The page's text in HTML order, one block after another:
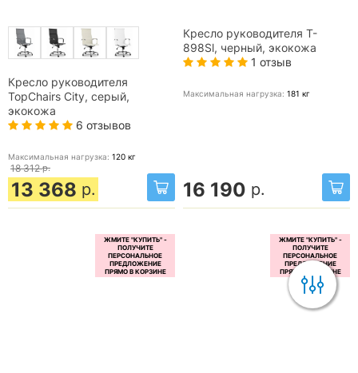
Кресло руководителя
TopChairs City, серый,
экокожа
6 отзывов
Максимальная нагрузка: 120 кг
18 312 р.
13 368 р.
Кресло руководителя T-
898Sl, черный, экокожа
1 отзыв
Максимальная нагрузка: 181 кг
16 190 р.